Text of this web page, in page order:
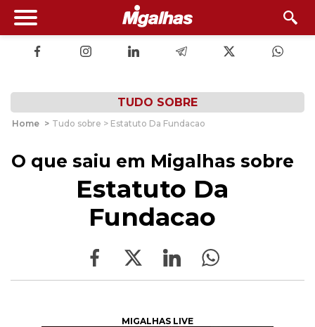
TUDO SOBRE
Home > Tudo sobre > Estatuto Da Fundacao
O que saiu em Migalhas sobre
Estatuto Da
Fundacao
MIGALHAS LIVE